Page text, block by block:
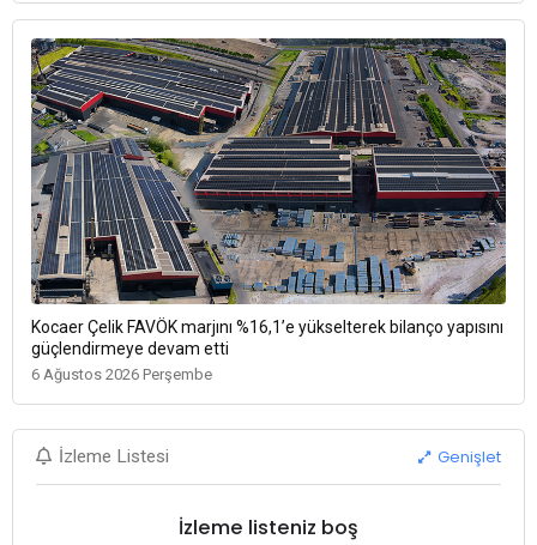
Kocaer Çelik FAVÖK marjını %16,1’e yükselterek bilanço yapısını
güçlendirmeye devam etti
6 Ağustos 2026 Perşembe
İzleme Listesi Genişlet
İzleme listeniz boş